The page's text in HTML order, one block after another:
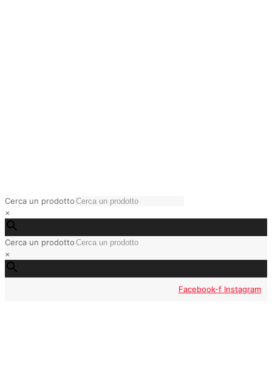
Cerca un prodotto
×
Cerca un prodotto
×
Facebook-f Instagram